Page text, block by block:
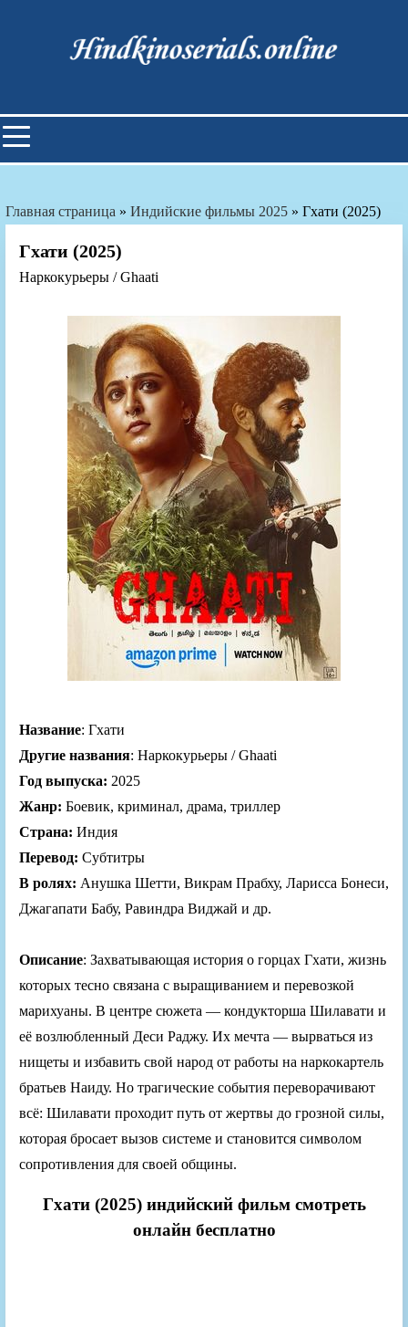
Индийские фильмы смотреть
онлайн
Главная страница » Индийские фильмы 2025 » Гхати (2025)
Гхати (2025)
Наркокурьеры / Ghaati
Название: Гхати
Другие названия: Наркокурьеры / Ghaati
Год выпуска: 2025
Жанр: Боевик, криминал, драма, триллер
Страна: Индия
Перевод: Субтитры
В ролях: Анушка Шетти, Викрам Прабху, Ларисса Бонеси,
Джагапати Бабу, Равиндра Виджай и др.
Описание: Захватывающая история о горцах Гхати, жизнь
которых тесно связана с выращиванием и перевозкой
марихуаны. В центре сюжета — кондукторша Шилавати и
её возлюбленный Деси Раджу. Их мечта — вырваться из
нищеты и избавить свой народ от работы на наркокартель
братьев Наиду. Но трагические события переворачивают
всё: Шилавати проходит путь от жертвы до грозной силы,
которая бросает вызов системе и становится символом
сопротивления для своей общины.
Гхати (2025) индийский фильм смотреть
онлайн бесплатно